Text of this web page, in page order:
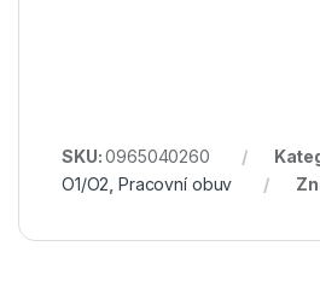
SKU:0965040260
O1/O2 ,Pracovní obuv